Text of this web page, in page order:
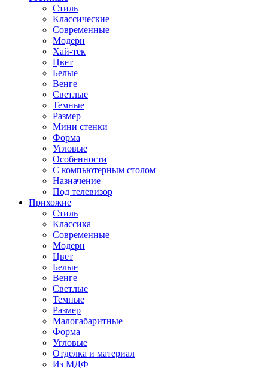
Стиль
Классические
Современные
Модерн
Хай-тек
Цвет
Белые
Венге
Светлые
Темные
Размер
Мини стенки
Форма
Угловые
Особенности
С компьютерным столом
Назначение
Под телевизор
Прихожие
Стиль
Классика
Современные
Модерн
Цвет
Белые
Венге
Светлые
Темные
Размер
Малогабаритные
Форма
Угловые
Отделка и материал
Из МДФ